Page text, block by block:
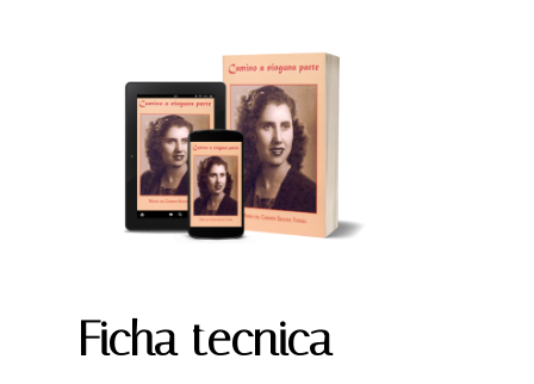
Ficha tecnica